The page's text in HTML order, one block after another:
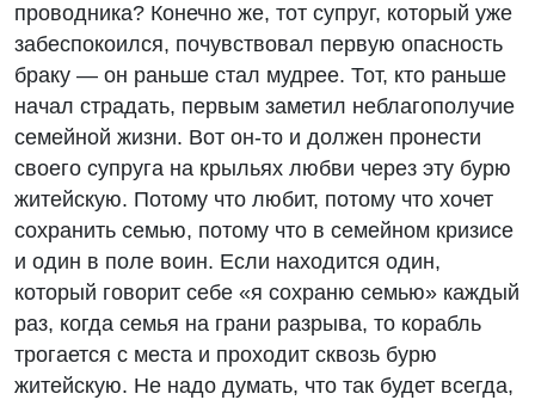
проводника? Конечно же, тот супруг, который уже
забеспокоился, почувствовал первую опасность
браку — он раньше стал мудрее. Тот, кто раньше
начал страдать, первым заметил неблагополучие
семейной жизни. Вот он-то и должен пронести
своего супруга на крыльях любви через эту бурю
житейскую. Потому что любит, потому что хочет
сохранить семью, потому что в семейном кризисе
и один в поле воин. Если находится один,
который говорит себе «я сохраню семью» каждый
раз, когда семья на грани разрыва, то корабль
трогается с места и проходит сквозь бурю
житейскую. Не надо думать, что так будет всегда,